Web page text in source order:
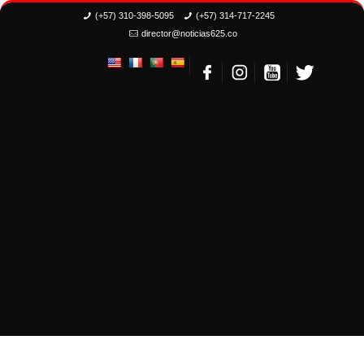
(+57) 310-398-5095
(+57) 314-717-2245
director@noticias625.co